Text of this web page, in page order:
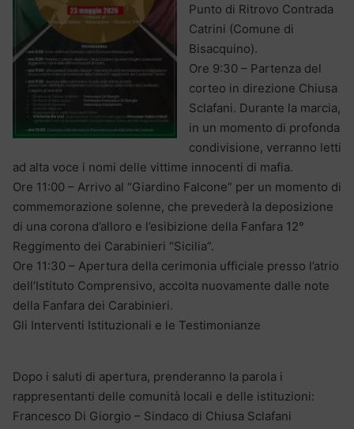
Punto di Ritrovo Contrada
Catrini (Comune di
Bisacquino).
​Ore 9:30 – Partenza del
corteo in direzione Chiusa
Sclafani. Durante la marcia,
in un momento di profonda
condivisione, verranno letti
ad alta voce i nomi delle vittime innocenti di mafia.
​Ore 11:00 – Arrivo al “Giardino Falcone” per un momento di
commemorazione solenne, che prevederà la deposizione
di una corona d’alloro e l’esibizione della Fanfara 12°
Reggimento dei Carabinieri “Sicilia”.
​Ore 11:30 – Apertura della cerimonia ufficiale presso l’atrio
dell’Istituto Comprensivo, accolta nuovamente dalle note
della Fanfara dei Carabinieri.
​Gli Interventi Istituzionali e le Testimonianze
Dopo i saluti di apertura, prenderanno la parola i
rappresentanti delle comunità locali e delle istituzioni:
​Francesco Di Giorgio – Sindaco di Chiusa Sclafani